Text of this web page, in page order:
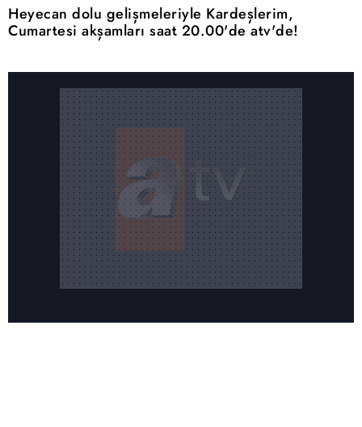
Heyecan dolu gelişmeleriyle Kardeşlerim,
Cumartesi akşamları saat 20.00'de atv'de!